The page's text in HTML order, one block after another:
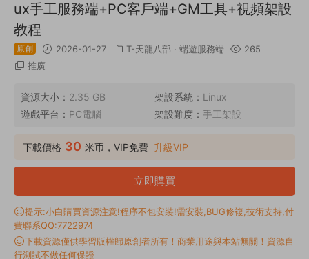
ux手工服務端+PC客戶端+GM工具+視頻架設
教程
原創 2026-01-27 T-天龍八部 · 端遊服務端
265
推廣
資源大小： 2.35 GB 架設系統： Linux
遊戲平台： PC電腦 架設難度： 手工架設
下載價格 30 米币，VIP免費 升級VIP
立即購買
提示:小白購買資源注意!程序不包安裝!需安裝,BUG修複,技術支持,付
費聯系QQ:7722974
下載資源僅供學習版權歸原創者所有！商業用途與本站無關！資源自
行測試不做任何保證